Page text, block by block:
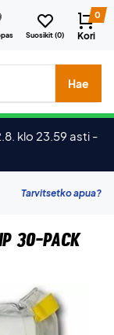
Suosikit (0)
0
Kori
Hae
klo 23.59 asti -
Tarvitsetko apua?
30-Pack